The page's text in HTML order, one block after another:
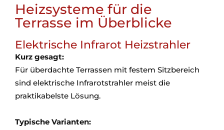
Heizsysteme für die
Terrasse im Überblicke
Elektrische Infrarot Heizstrahler
Kurz gesagt:
Für überdachte Terrassen mit festem Sitzbereich
sind elektrische Infrarotstrahler meist die
praktikabelste Lösung.
Typische Varianten: